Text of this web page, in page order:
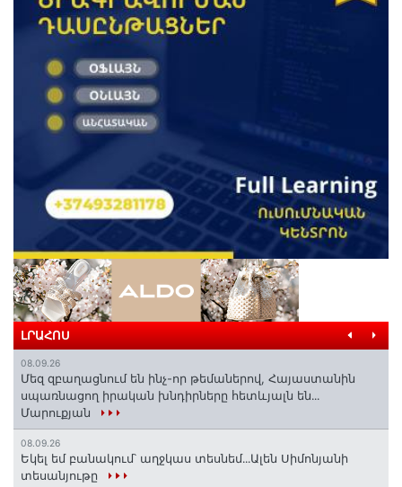
ԼՐԱՀՈՍ
08.09.26
Մեզ զբաղացնում են ինչ-որ թեմաներով, Հայաստանին
սպառնացող իրական խնդիրները հետևյալն են․․․
Մարուքյան
08.09.26
Եկել եմ բանակում՝ աղջկաս տեսնեմ․․․Ալեն Սիմոնյանի
տեսանյութը